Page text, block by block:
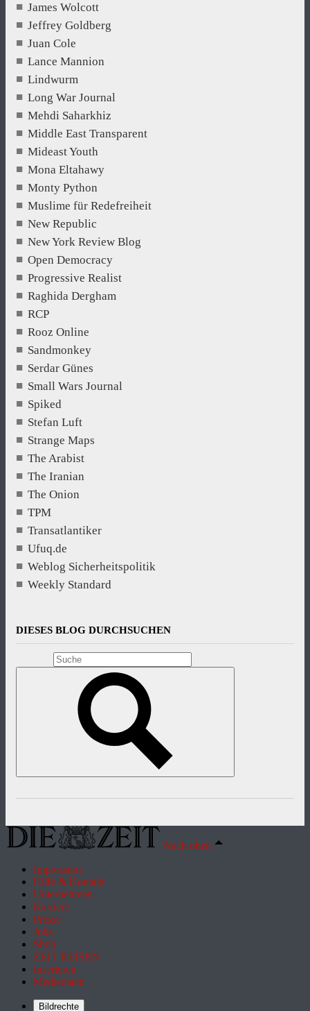
James Wolcott
Jeffrey Goldberg
Juan Cole
Lance Mannion
Lindwurm
Long War Journal
Mehdi Saharkhiz
Middle East Transparent
Mideast Youth
Mona Eltahawy
Monty Python
Muslime für Redefreiheit
New Republic
New York Review Blog
Open Democracy
Progressive Realist
Raghida Dergham
RCP
Rooz Online
Sandmonkey
Serdar Günes
Small Wars Journal
Spiked
Stefan Luft
Strange Maps
The Arabist
The Iranian
The Onion
TPM
Transatlantiker
Ufuq.de
Weblog Sicherheitspolitik
Weekly Standard
DIESES BLOG DURCHSUCHEN
Nach oben
Impressum
Hilfe & Kontakt
Unternehmen
Karriere
Presse
Jobs
Shop
ZEIT REISEN
Inserieren
Mediadaten
Bildrechte